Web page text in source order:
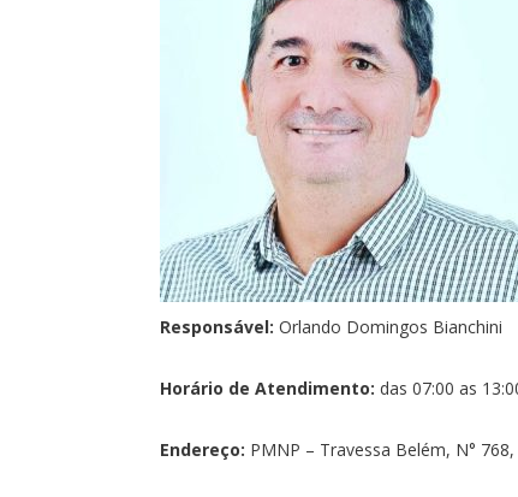
Responsável: Orlando Domingos Bianchini
Horário de Atendimento: das 07:00 as
Endereço: PMNP – Travessa Belém, N°